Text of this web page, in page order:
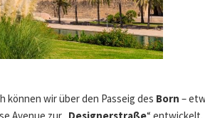
können wir über den Passeig des Born –